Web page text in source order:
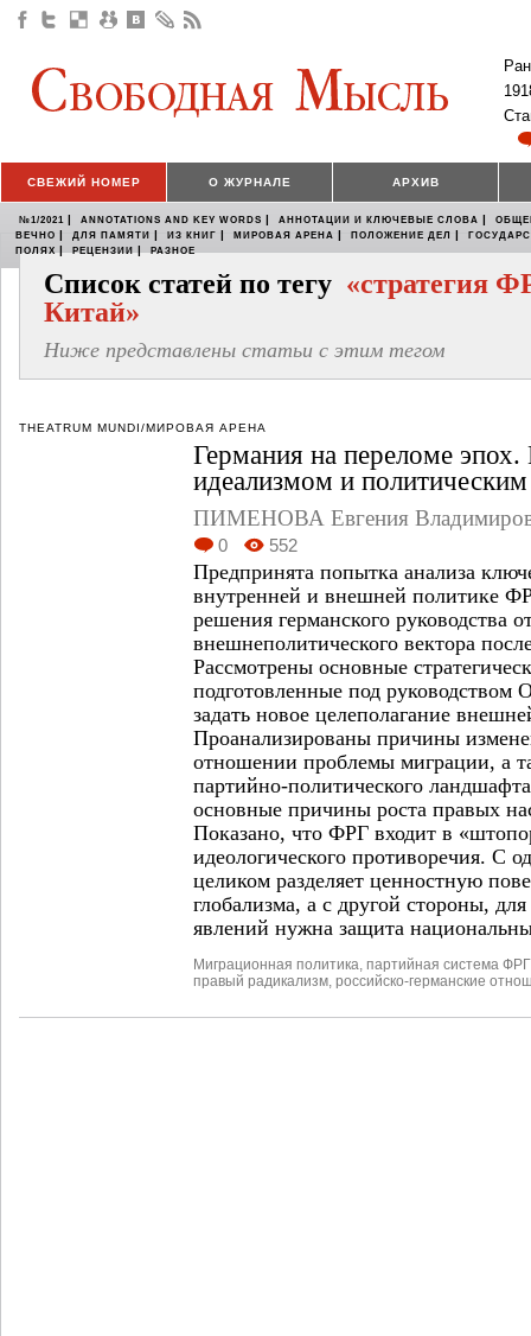
СВЕЖИЙ НОМЕР О ЖУРНАЛЕ АРХИВ
№1/2021 | ANNOTATIONS AND KEY WORDS | АННОТАЦИИ И КЛЮЧЕВЫЕ СЛОВА |
ВЕЧНО | ДЛЯ ПАМЯТИ | ИЗ КНИГ | МИРОВАЯ АРЕНА | ПОЛОЖЕНИЕ ДЕЛ |
ПОЛЯХ | РЕЦЕНЗИИ | РАЗНОЕ
Список статей по тегу «стратегия
Китай»
Ниже представлены статьи с этим тегом
THEATRUM MUNDI/МИРОВАЯ АРЕНА
Германия на переломе
идеализмом и
ПИМЕНОВА Евгения
0 552
Предпринята попытка анализа
внутренней и внешней политике
решения германского руководства
внешнеполитического вектора
Рассмотрены основные
подготовленные под
задать новое целеполагание
Проанализированы причины
отношении проблемы миграции, а
партийно-политического
основные причины роста правых
Показано, что ФРГ входит в
идеологического противоречия. С
целиком разделяет ценностную
глобализма, а с другой стороны,
явлений нужна защита
Миграционная политика партийная система ФРГ
правый радикализм российско-германские